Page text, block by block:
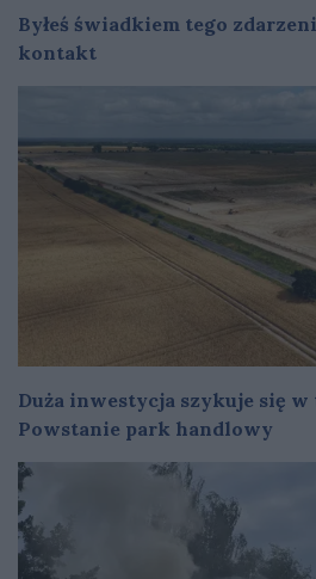
Byłeś świadkiem tego
kontakt
Duża inwestycja szykuje się w
Powstanie park handlowy